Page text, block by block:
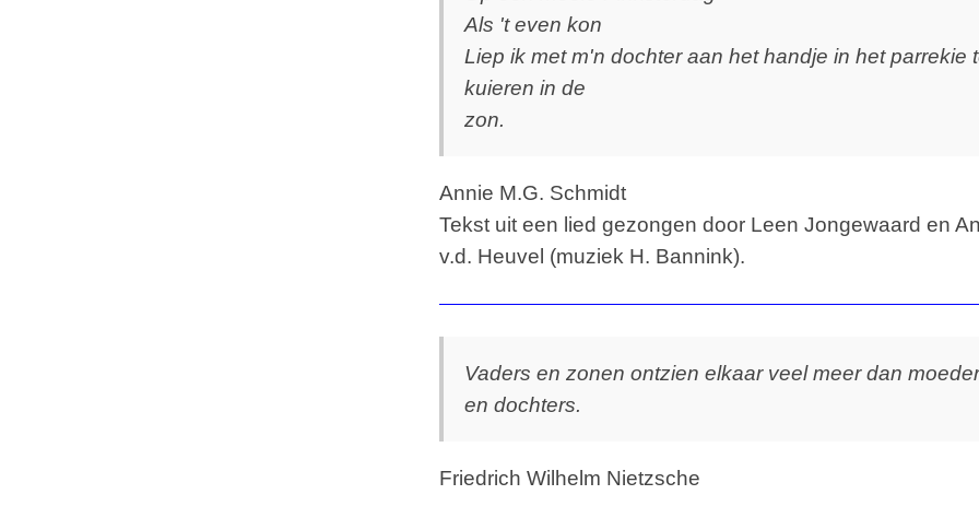
Als 't even kon
Liep ik met m'n dochter aan het handje in het parrekie
kuieren in de
zon.
Annie M.G. Schmidt
Tekst uit een lied gezongen door Leen Jongewaard en
v.d. Heuvel (muziek H. Bannink).
Vaders en zonen ontzien elkaar veel meer dan
en dochters.
Friedrich Wilhelm Nietzsche